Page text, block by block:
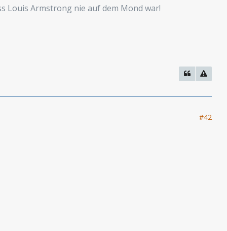
Louis Armstrong nie auf dem Mond war!
#42